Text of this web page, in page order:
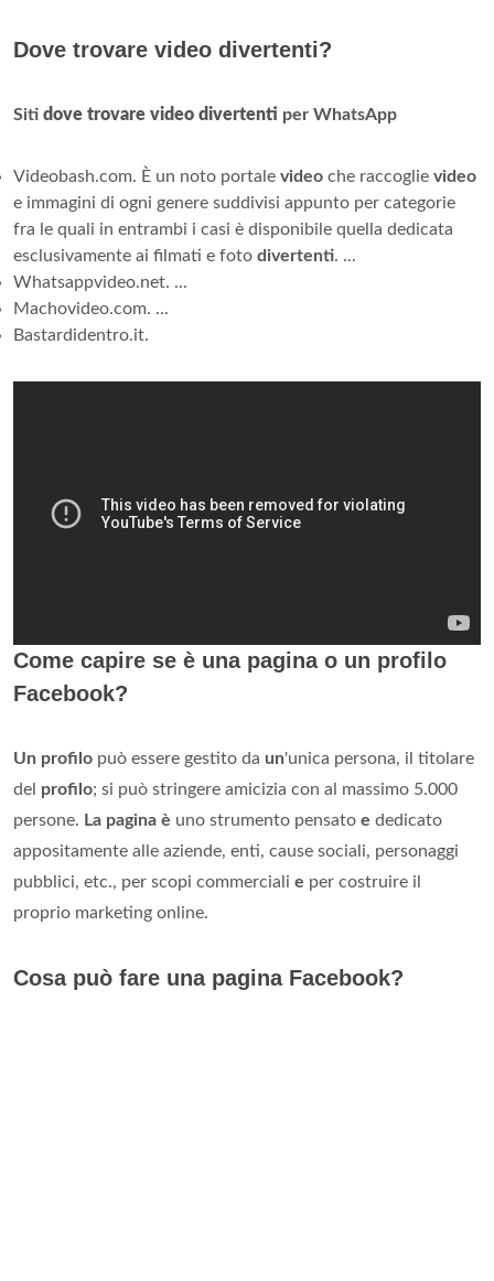
Dove trovare video divertenti?
Siti dove trovare video divertenti per WhatsApp
Videobash.com. È un noto portale video che raccoglie video
e immagini di ogni genere suddivisi appunto per categorie
fra le quali in entrambi i casi è disponibile quella dedicata
esclusivamente ai filmati e foto divertenti. ...
Whatsappvideo.net. ...
Machovideo.com. ...
Bastardidentro.it.
Come capire se è una pagina o un profilo
Facebook?
Un profilo può essere gestito da un'unica persona, il titolare
del profilo; si può stringere amicizia con al massimo 5.000
persone. La pagina è uno strumento pensato e dedicato
appositamente alle aziende, enti, cause sociali, personaggi
pubblici, etc., per scopi commerciali e per costruire il
proprio marketing online.
Cosa può fare una pagina Facebook?